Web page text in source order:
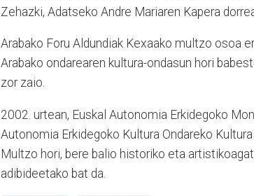
Zehazki, Adatseko Andre Mariaren Kapera
Arabako Foru Aldundiak Kexaako multzo osoa
Arabako ondarearen kultura-ondasun hori
zor zaio.
2002. urtean, Euskal Autonomia Erkidegoko
Autonomia Erkidegoko Kultura Ondareko
Multzo hori, bere balio historiko eta
adibideetako bat da.